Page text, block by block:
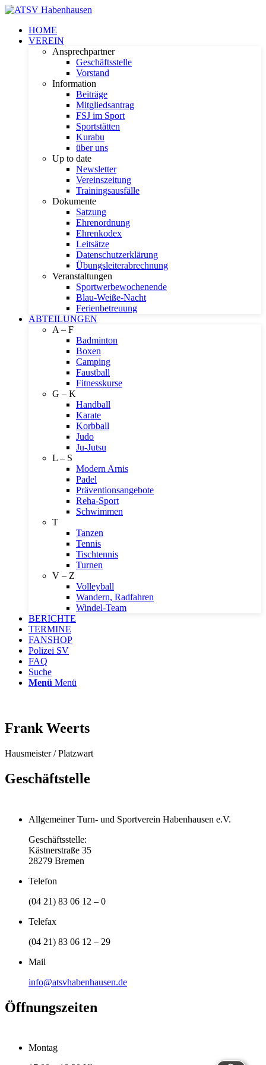
HOME
VEREIN
Ansprechpartner
Geschäftsstelle
Vorstand
Information
Beiträge
Mitgliedsantrag
FSJ im Sport
Sportstätten
Kurabu
über uns
Up to date
Newsletter
Vereinszeitung
Trainingsausfälle
Dokumente
Satzung
Ehrenordnung
Ehrenkodex
Leitsätze
Datenschutzerklärung
Übungsleiterabrechnung
Veranstaltungen
Sportwerbewochenende
Blau-Weiße-Nacht
Ferienbetreuung
ABTEILUNGEN
A – F
Badminton
Boxen
Camping
Faustball
Fitnesskurse
G – K
Handball
Karate
Korbball
Judo
Ju-Jutsu
L – S
Modern Arnis
Padel
Präventionsangebote
Reha-Sport
Schwimmen
T
Tanzen
Tennis
Tischtennis
Turnen
V – Z
Volleyball
Wandern, Radfahren
Windel-Team
BERICHTE
TERMINE
FANSHOP
Polizei SV
FAQ
Suche
Menü Menü
Frank Weerts
Hausmeister / Platzwart
Geschäftstelle
Allgemeiner Turn- und Sportverein Habenhausen e.V.
Geschäftsstelle:
Kästnerstraße 35
28279 Bremen
Telefon
(04 21) 83 06 12 – 0
Telefax
(04 21) 83 06 12 – 29
Mail
info@atsvhabenhausen.de
Öffnungszeiten
Montag